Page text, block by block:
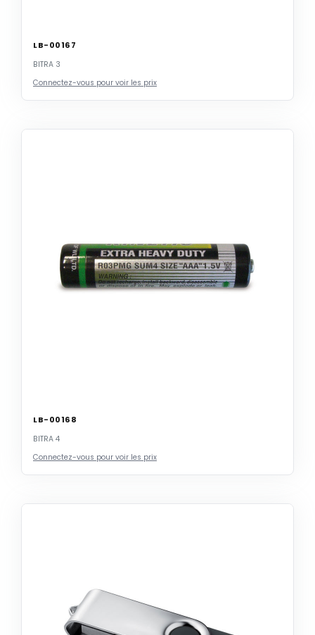
LB-00167
BITRA 3
Connectez-vous pour voir les prix
LB-00168
BITRA 4
Connectez-vous pour voir les prix